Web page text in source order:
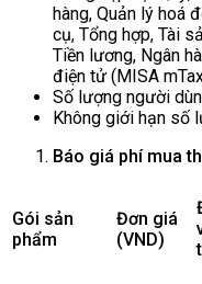
hàng, Quản lý hoá
cụ, Tổng hợp, Tài
Tiền lương, Ngân
điện tử (MISA
Số lượng người
Không giới hạn số
Báo giá phí mua
Gói sản
phẩm
Đơn giá
(VN D)